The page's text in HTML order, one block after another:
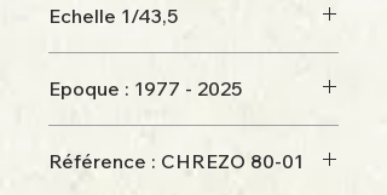
Echelle 1/43,5
Epoque : 1977 - 2025
Référence : CHREZO 80-01